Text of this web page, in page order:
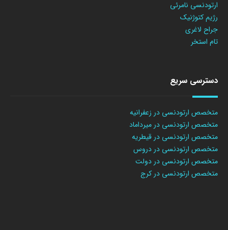
ارتودنسی نامرئی
رژیم کتوژنیک
جراح لاغری
تام استخر
دسترسی سریع
متخصص ارتودنسی در زعفرانیه
متخصص ارتودنسی در میرداماد
متخصص ارتودنسی در قیطریه
متخصص ارتودنسی در دروس
متخصص ارتودنسی در دولت
متخصص ارتودنسی در کرج